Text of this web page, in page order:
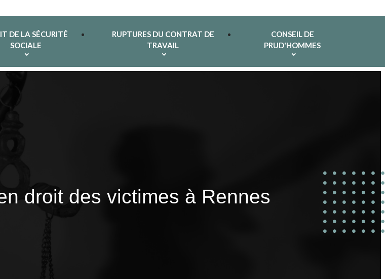
DE LA SÉCURITÉ
SOCIALE
RUPTURES DU CONTRAT DE
TRAVAIL
CONSEIL DE
PRUD'HOMMES
droit des victimes à Rennes